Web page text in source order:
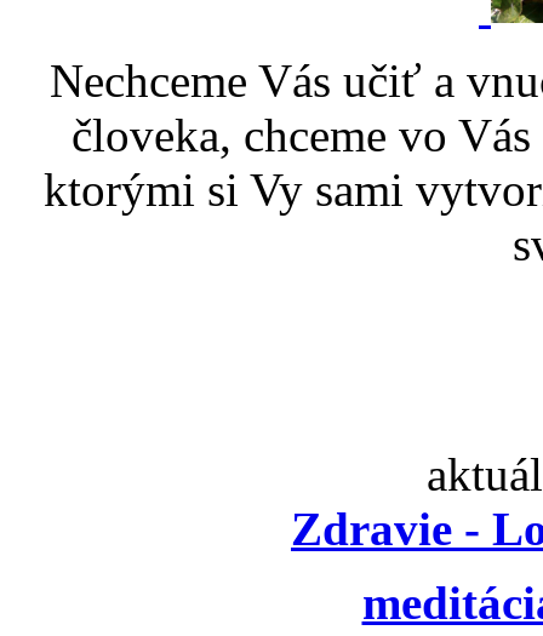
Nechceme Vás učiť a
človeka, chceme vo
ktorými si Vy sami
Zdravie -